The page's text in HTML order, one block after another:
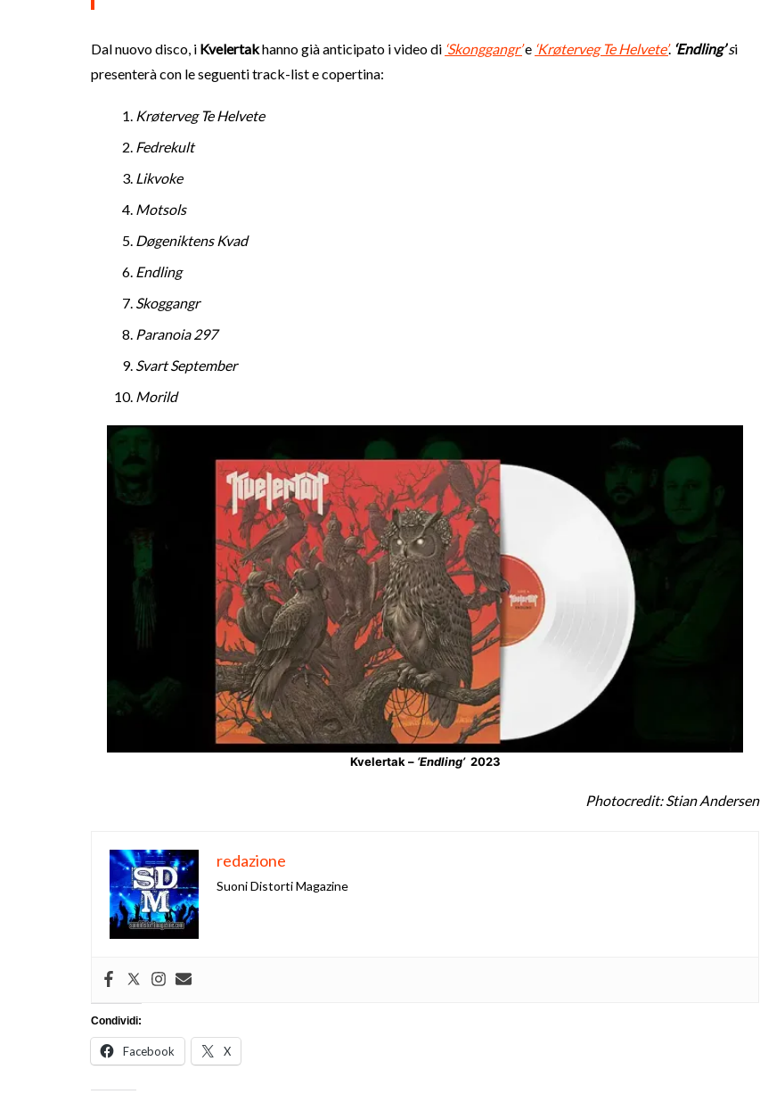
Dal nuovo disco, i Kvelertakhanno già anticipato i video di ‘Skonggangr’e ‘Krøterveg Te Helvete’. ‘Endling’si
presenterà con le seguenti track-list e copertina:
Krøterveg Te Helvete
Fedrekult
Likvoke
Motsols
Døgeniktens Kvad
Endling
Skoggangr
Paranoia 297
Svart September
Morild
Kvelertak – ‘Endling’2023
Photocredit: Stian Andersen
redazione
Suoni Distorti Magazine
Condividi:
Facebook X